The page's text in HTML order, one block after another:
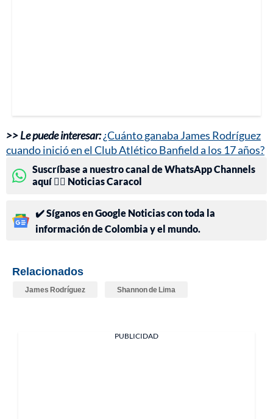
>> Le puede interesar:¿Cuánto ganaba James Rodríguez
cuando inició en el Club Atlético Banfield a los 17 años?
Suscríbase a nuestro canal de WhatsApp Channels
aquí 👉🏻 Noticias Caracol
✔️ Síganos en Google Noticias con toda la
información de Colombia y el mundo.
Relacionados
James Rodríguez Shannon de Lima
PUBLICIDAD